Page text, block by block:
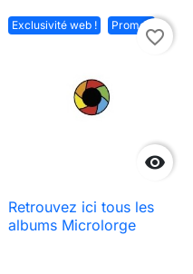
Exclusivité web ! Promo !

favorite_border
Retrouvez ici tous les
albums Microlorge